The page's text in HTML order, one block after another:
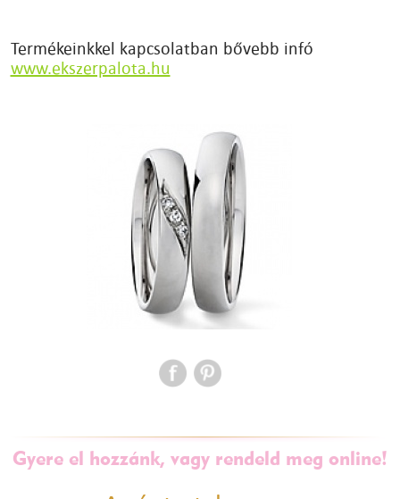
Termékeinkkel kapcsolatban bővebb infó
www.ekszerpalota.hu
Gyere el hozzánk, vagy rendeld meg online!